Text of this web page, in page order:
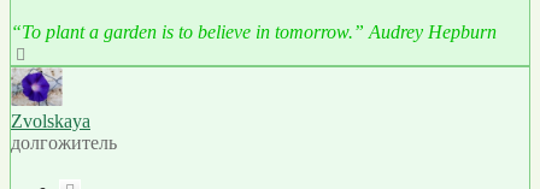
“To plant a garden is to believe in tomorrow.” Audrey Hepburn
к
началу
Zvolskaya
долгожитель